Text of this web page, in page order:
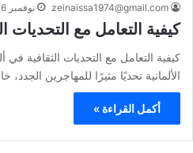
zeinaissa1974@gmail.com نوفمبر 26, 2024
كيفية التعامل مع التحديات
كيفية التعامل مع التحديات الثقافية في
الألمانية تحديًا مثيرًا للمهاجرين
أكمل القراءة »